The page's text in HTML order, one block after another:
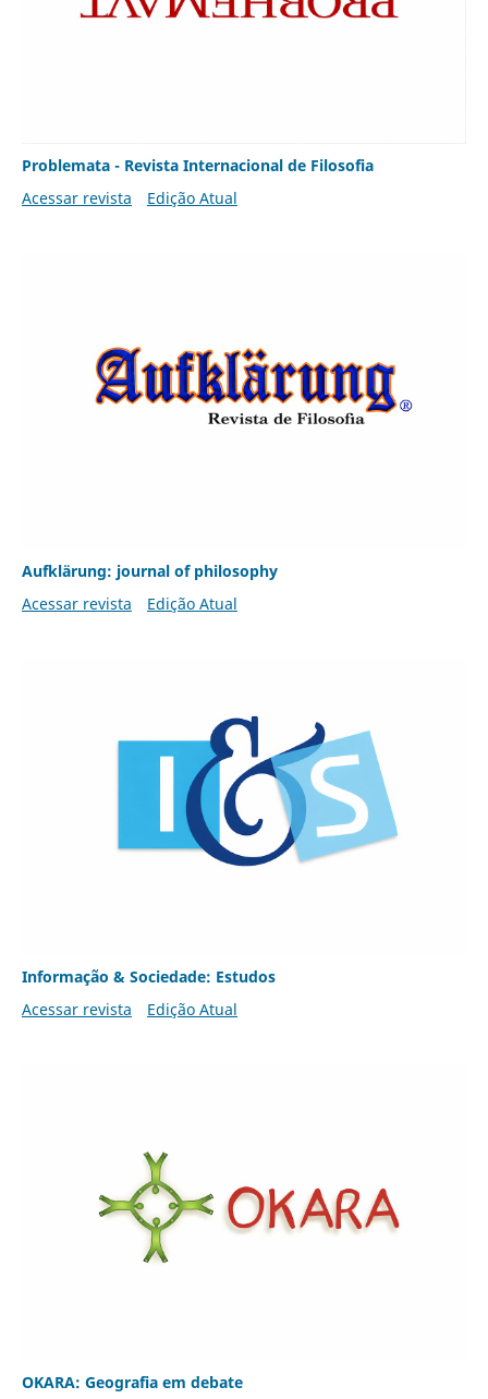
Problemata - Revista Internacional de Filosofia
Acessar revista
Edição Atual
Aufklärung: journal of philosophy
Acessar revista
Edição Atual
Informação & Sociedade: Estudos
Acessar revista
Edição Atual
OKARA: Geografia em debate